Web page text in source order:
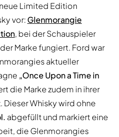
Limited Edition
vor: Glenmorangie
, bei der Schauspieler
Marke fungiert. Ford war
aktueller
„Once Upon a Time in
die Marke zudem in ihrer
. Dieser Whisky wird ohne
abgefüllt und markiert eine
die Glenmorangies